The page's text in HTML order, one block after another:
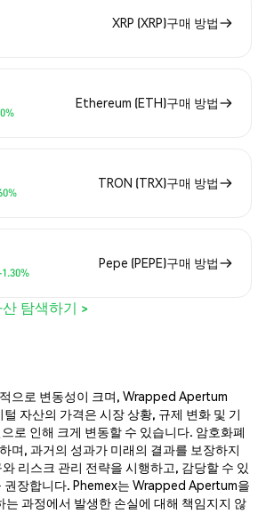
XRP (XRP)구매 방법
Ethereum (ETH)구매 방법
TRON (TRX)구매 방법
Pepe (PEPE)구매 방법
탐색하기 >
으로 변동성이 크며, Wrapped Apertum
자산의 가격은 시장 상황, 규제 변화 및 기
로 인해 크게 변동할 수 있습니다. 암호화폐
며, 과거의 성과가 미래의 결과를 보장하지
리스크 관리 전략을 시행하고, 감당할 수 있
권장합니다. Phemex는 Wrapped Apertum을
는 과정에서 발생한 손실에 대해 책임지지 않